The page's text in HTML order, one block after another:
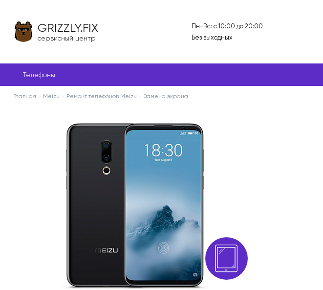
GRIZZLY.FIX
сервисный центр
Пн-Вс: с 10:00 до 20:00
Без выходных
Телефоны
Главная Meizu Ремонт телефонов Meizu Замена экрана